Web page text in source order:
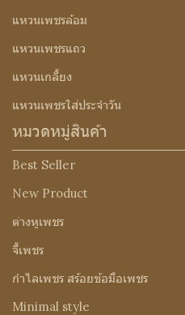
แหวนเพชรล้อม
แหวนเพชรแถว
แหวนเกลี้ยง
แหวนเพชรใส่ประจำวัน
หมวดหมู่สินค้า
Best Seller
New Product
ต่างหูเพชร
จี้เพชร
กำไลเพชร สร้อยข้อมือเพชร
Minimal style